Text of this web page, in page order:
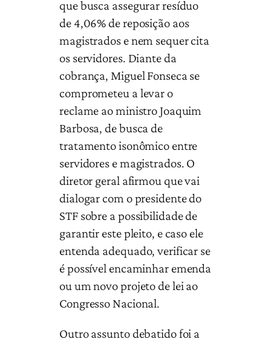
que busca assegurar resíduo
de 4,06% de reposição aos
magistrados e nem sequer cita
os servidores. Diante da
cobrança, Miguel Fonseca se
comprometeu a levar o
reclame ao ministro Joaquim
Barbosa, de busca de
tratamento isonômico entre
servidores e magistrados. O
diretor geral afirmou que vai
dialogar com o presidente do
STF sobre a possibilidade de
garantir este pleito, e caso ele
entenda adequado, verificar se
é possível encaminhar emenda
ou um novo projeto de lei ao
Congresso Nacional.
Outro assunto debatido foi a